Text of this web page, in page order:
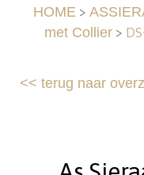
HOME>
met Collier>
<<terug naar